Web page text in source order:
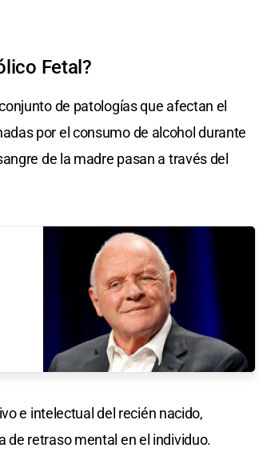
Fetal?
de patologías que afectan el
por el consumo de alcohol durante
de la madre pasan a través del
e intelectual del recién nacido,
de retraso mental en el individuo.